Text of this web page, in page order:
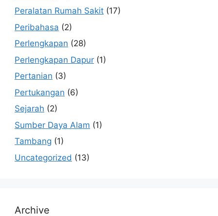
Peralatan Rumah Sakit (17)
Peribahasa (2)
Perlengkapan (28)
Perlengkapan Dapur (1)
Pertanian (3)
Pertukangan (6)
Sejarah (2)
Sumber Daya Alam (1)
Tambang (1)
Uncategorized (13)
Archive